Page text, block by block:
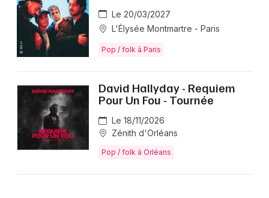
Le 20/03/2027
L'Élysée Montmartre - Paris
Pop / folk à Paris
David Hallyday - Requiem
Pour Un Fou - Tournée
Le 18/11/2026
Zénith d'Orléans
Pop / folk à Orléans